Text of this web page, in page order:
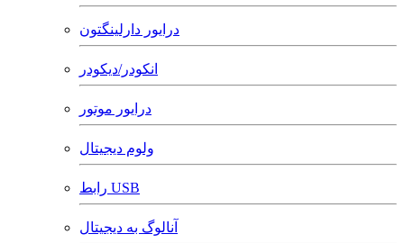
درایور دارلینگتون
انکودر/دیکودر
درایور موتور
ولوم دیجیتال
رابط USB
آنالوگ به دیجیتال